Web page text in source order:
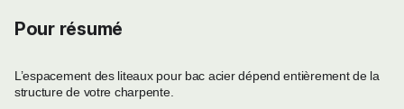
Pour résumé
L’espacement des liteaux pour bac acier dépend entièrement de la
structure de votre charpente.